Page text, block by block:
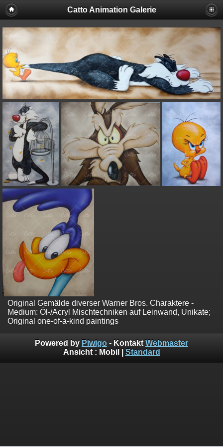
Catto Animation Galerie
Original Gemälde diverser Warner Bros. Charaktere -
Medium: Öl-/Acryl Mischtechniken auf Leinwand, Unikate;
Original one-of-a-kind paintings
Powered by Piwigo - Kontakt Webmaster
Ansicht : Mobil Standard